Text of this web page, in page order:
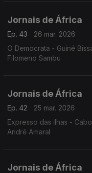
Jornais de África
Ep. 43
26 mar. 2026
O Democrata - Guiné
Filomeno Sambu
Jornais de África
Ep. 42
25 mar. 2026
Expresso das ilhas -
André Amaral
Jornais de África